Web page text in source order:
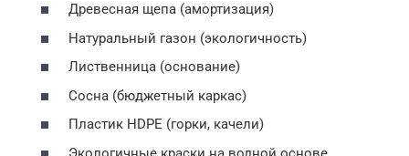
Древесная щепа (амортизация)
Натуральный газон (экологичность)
Лиственница (основание)
Сосна (бюджетный каркас)
Пластик HDPE (горки, качели)